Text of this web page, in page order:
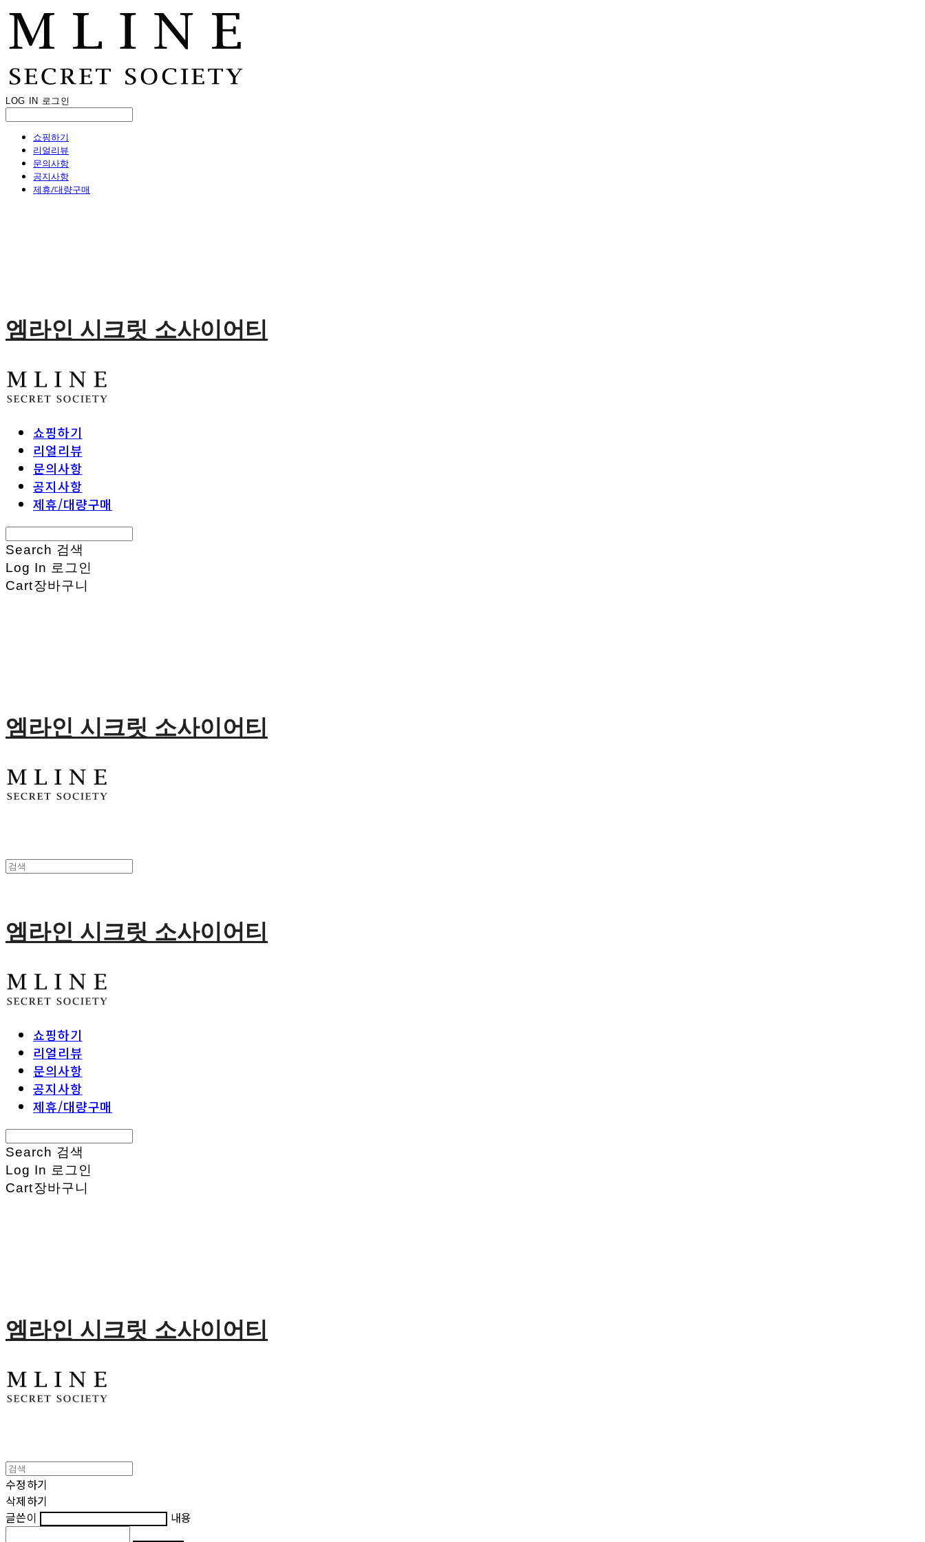
LOG IN 로그인
쇼핑하기
리얼리뷰
문의사항
공지사항
제휴/대량구매
엠라인 시크릿 소사이어티
쇼핑하기
리얼리뷰
문의사항
공지사항
제휴/대량구매
Search 검색
Log In 로그인
Cart장바구니
엠라인 시크릿 소사이어티
엠라인 시크릿 소사이어티
쇼핑하기
리얼리뷰
문의사항
공지사항
제휴/대량구매
Search 검색
Log In 로그인
Cart장바구니
엠라인 시크릿 소사이어티
수정하기
삭제하기
글쓴이
내용